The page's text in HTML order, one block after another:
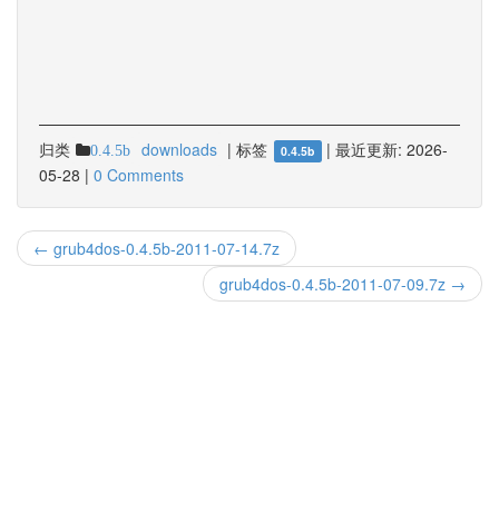
归类 0.4.5b downloads | 标签 0.4.5b | 最近更新: 2026-
05-28 | 0 Comments
← grub4dos-0.4.5b-2011-07-14.7z
grub4dos-0.4.5b-2011-07-09.7z →